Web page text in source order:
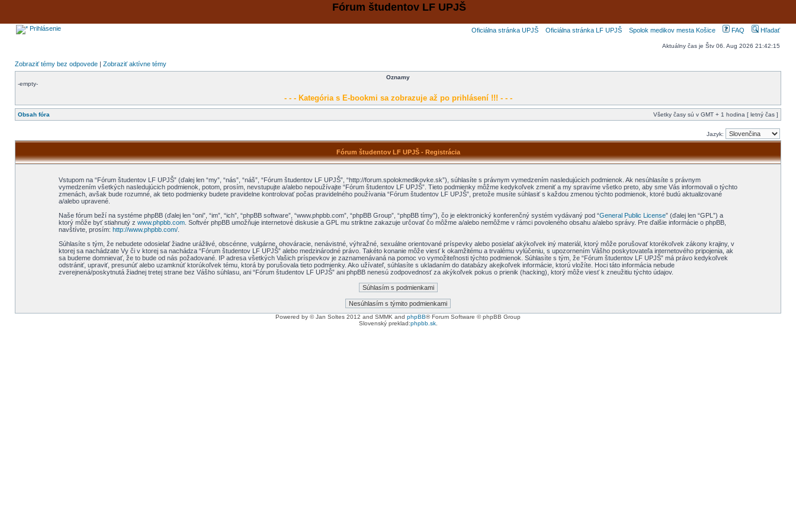
Fórum študentov LF UPJŠ
Prihlásenie Oficiálna stránka UPJŠ Oficiálna stránka LF UPJŠ Spolok medikov mesta Košice FAQ Hľadať
Aktuálny čas je Štv 06. Aug 2026 21:42:15
Zobraziť témy bez odpovede | Zobraziť aktívne témy
Oznamy
-empty-
- - - Kategória s E-bookmi sa zobrazuje až po prihlásení !!! - - -
Obsah fóra Všetky časy sú v GMT + 1 hodina [ letný čas ]
Jazyk:
Fórum študentov LF UPJŠ - Registrácia
Vstupom na “Fórum študentov LF UPJŠ” (ďalej len “my”, “nás”, “náš”, “Fórum študentov LF UPJŠ”, “http://forum.spolokmedikovke.sk”), súhlasíte s právnym vymedzením nasledujúcich podmienok. Ak nesúhlasíte s právnym
vymedzením všetkých nasledujúcich podmienok, potom, prosím, nevstupujte a/alebo nepoužívajte “Fórum študentov LF UPJŠ”. Tieto podmienky môžme kedykoľvek zmeniť a my spravíme všetko preto, aby sme Vás informovali o týchto
zmenách, avšak bude rozumné, ak tieto podmienky budete pravidelne kontrolovať počas pravidelného používania “Fórum študentov LF UPJŠ”, pretože musíte súhlasiť s každou zmenou týchto podmienok, ktoré budú aktualizované
a/alebo upravené.
Naše fórum beží na systéme phpBB (ďalej len “oni”, “im”, “ich”, “phpBB software”, “www.phpbb.com”, “phpBB Group”, “phpBB tímy”), čo je elektronický konferenčný systém vydávaný pod “General Public License” (ďalej len “GPL”) a
ktorý môže byť stiahnutý z www.phpbb.com. Softvér phpBB umožňuje internetové diskusie a GPL mu striktne zakazuje určovať čo môžme a/alebo nemôžme v rámci povoleného obsahu a/alebo správy. Pre ďalšie informácie o phpBB,
navštívte, prosím: http://www.phpbb.com/.
Súhlasíte s tým, že nebudete odosielať žiadne urážlivé, obscénne, vulgárne, ohováracie, nenávistné, výhražné, sexuálne orientované príspevky alebo posielať akýkoľvek iný materiál, ktorý môže porušovať ktorékoľvek zákony krajiny, v
ktorej sa nachádzate Vy či v ktorej sa nachádza “Fórum študentov LF UPJŠ” alebo medzinárodné právo. Takéto konanie môže viesť k okamžitému a trvalému vylúčeniu, s upozornením Vášho poskytovateľa internetového pripojenia, ak
sa budeme domnievať, že to bude od nás požadované. IP adresa všetkých Vašich príspevkov je zaznamenávaná na pomoc vo vymožiteľnosti týchto podmienok. Súhlasíte s tým, že “Fórum študentov LF UPJŠ” má právo kedykoľvek
odstrániť, upraviť, presunúť alebo uzamknúť ktorúkoľvek tému, ktorá by porušovala tieto podmienky. Ako užívateľ, súhlasíte s ukladaním do databázy akejkoľvek informácie, ktorú vložíte. Hoci táto informácia nebude
zverejnená/poskytnutá žiadnej tretej strane bez Vášho súhlasu, ani “Fórum študentov LF UPJŠ” ani phpBB nenesú zodpovednosť za akýkoľvek pokus o prienik (hacking), ktorý môže viesť k zneužitiu týchto údajov.
Powered by © Jan Soltes 2012 and SMMK and phpBB® Forum Software © phpBB Group
Slovenský preklad:phpbb.sk.